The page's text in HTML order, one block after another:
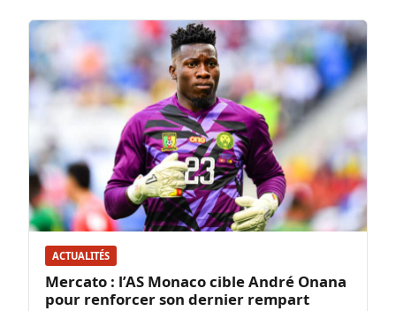
ACTUALITÉS
Mercato : l’AS Monaco cible André Onana
pour renforcer son dernier rempart